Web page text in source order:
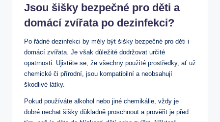
Jsou šišky bezpečné pro děti a
domácí zvířata po dezinfekci?
Po řádné dezinfekci by měly být šišky bezpečné pro děti i
domácí zvířata. Je však důležité dodržovat určité
opatrnosti. Ujistěte se, že všechny použité prostředky, ať už
chemické či přírodní, jsou kompatibilní a neobsahují
škodlivé látky.
Pokud používáte alkohol nebo jiné chemikálie, vždy je
dobré nechat šišky důkladně proschnout a prověřit je před